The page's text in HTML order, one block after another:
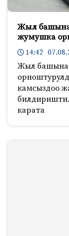
Жыл
жумушка
14:42
Жыл
камсыздоо
карата